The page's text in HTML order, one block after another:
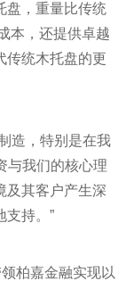
盘，重量比传统
本，还提供卓越
传统木托盘的更
造，特别是在我
与我们的核心理
及其客户产生深
支持。”
柏嘉金融实现以